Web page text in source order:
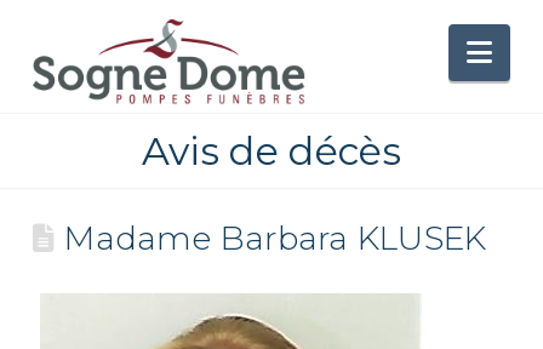
Avis de décès
Madame Barbara KLUSEK